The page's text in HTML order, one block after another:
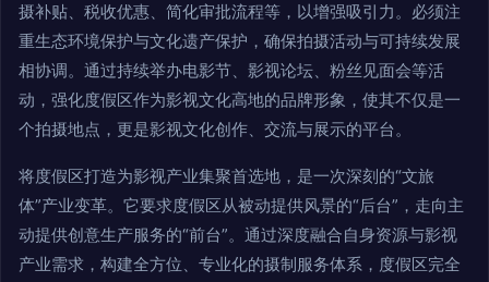
摄补贴、税收优惠、简化审批流程等，以增强吸引力。必须注
重生态环境保护与文化遗产保护，确保拍摄活动与可持续发展
相协调。通过持续举办电影节、影视论坛、粉丝见面会等活
动，强化度假区作为影视文化高地的品牌形象，使其不仅是一
个拍摄地点，更是影视文化创作、交流与展示的平台。
将度假区打造为影视产业集聚首选地，是一次深刻的“文旅
体”产业变革。它要求度假区从被动提供风景的“后台”，走向主
动提供创意生产服务的“前台”。通过深度融合自身资源与影视
产业需求，构建全方位、专业化的摄制服务体系，度假区完全